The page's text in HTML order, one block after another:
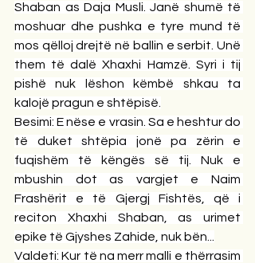
Shaban as Daja Musli. Janë shumë të
moshuar dhe pushka e tyre mund të
mos qëlloj drejtë në ballin e serbit. Unë
them të dalë Xhaxhi Hamzë. Syri i tij
pishë nuk lëshon këmbë shkau ta
kalojë pragun e shtëpisë.
Besimi: E nëse e vrasin. Sa e heshtur do
të duket shtëpia jonë pa zërin e
fuqishëm të këngës së tij. Nuk e
mbushin dot as vargjet e Naim
Frashërit e të Gjergj Fishtës, që i
reciton Xhaxhi Shaban, as urimet
epike të Gjyshes Zahide, nuk bën...
Valdeti: Kur të na merr malli e thërrasim